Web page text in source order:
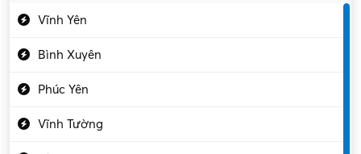
Vĩnh Yên
Bình Xuyên
Phúc Yên
Vĩnh Tường